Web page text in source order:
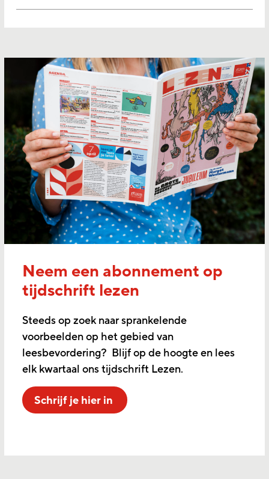
Neem een abonnement op
tijdschrift lezen
Steeds op zoek naar sprankelende
voorbeelden op het gebied van
leesbevordering? Blijf op de hoogte en lees
elk kwartaal ons tijdschrift Lezen.
Schrijf je hier in